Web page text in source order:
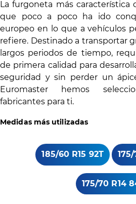
La furgoneta más característica
que poco a poco ha ido
europeo en lo que a vehículos
refiere. Destinado a transportar
largos periodos de tiempo,
de primera calidad para
seguridad y sin perder un
Euromaster hemos
fabricantes para ti.
Medidas más utilizadas
185/60 R15 92T
175/70 R14